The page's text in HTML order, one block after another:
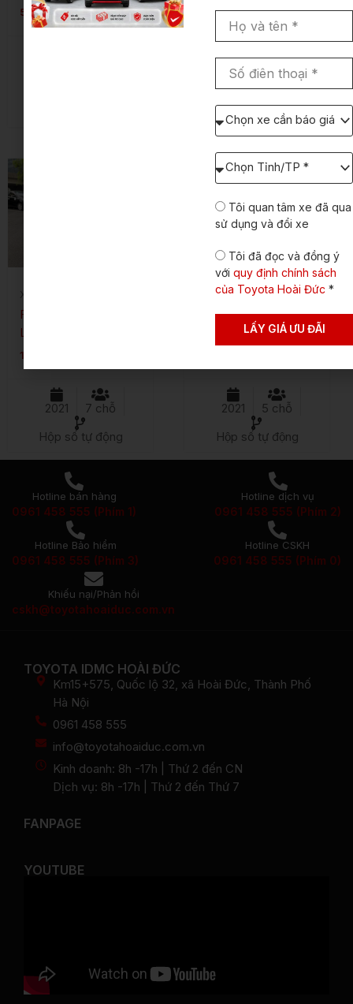
550.000.000₫
2022
1.030.000.000₫
Hộp số tự động
FORTUNER
LEGENDER 2.4
1.018.000.000
2021
7 chỗ
Hộp số tự động
Xe đã qua sử dụng
COROLLA CROSS
2021
5 chỗ
Hộp số tự động
Hotline bán hàng
0961 458 555 (Phím 1)
Hotline dịch vụ
0961 458 555 (Phím 2)
Hotline Bảo hiểm
0961 458 555 (Phím 3)
Hotline CSKH
0961 458 555 (Phím 0)
Khiếu nại/Phản hồi
cskh@toyotahoaiduc.com.vn
TOYOTA IDMC HOÀI ĐỨC
Km15+575, Quốc lộ 32, xã Hoài Đức, Thành Phố
Hà Nội
0961 458 555
info@toyotahoaiduc.com.vn
Kinh doanh: 8h -17h | Thứ 2 đến CN
Dịch vụ: 8h -17h | Thứ 2 đến Thứ 7
FANPAGE
YOUTUBE
điên
Chọn
xe
báo
giá:
Chọn
Tỉnh/TP
định
lăn
Tôi quan tâm xe đã qua
sử dụng và đổi xe
Tôi đã đọc và đồng ý
vớiquy định chính sách
của Toyota Hoài Đức *
LẤY GIÁ ƯU ĐÃI